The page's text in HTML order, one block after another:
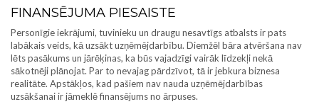
FINANSĒJUMA PIESAISTE
Personīgie iekrājumi, tuvinieku un draugu nesavtīgs atbalsts ir pats
labākais veids, kā uzsākt uzņēmējdarbību. Diemžēl bāra atvēršana nav
lēts pasākums un jārēķinas, ka būs vajadzīgi vairāk līdzekļi nekā
sākotnēji plānojat. Par to nevajag pārdzīvot, tā ir jebkura biznesa
realitāte. Apstākļos, kad pašiem nav nauda uzņēmējdarbības
uzsākšanai ir jāmeklē finansējums no ārpuses.